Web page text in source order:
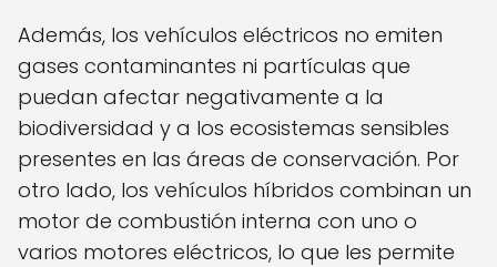
Además, los vehículos eléctricos no emiten
gases contaminantes ni partículas que
puedan afectar negativamente a la
biodiversidad y a los ecosistemas sensibles
presentes en las áreas de conservación. Por
otro lado, los vehículos híbridos combinan un
motor de combustión interna con uno o
varios motores eléctricos, lo que les permite